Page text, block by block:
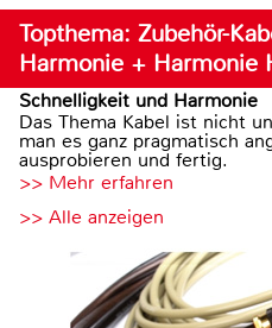
Topthema: Zubehör-
Harmonie + Harmonie
Schnelligkeit und Harmonie
Das Thema Kabel ist nicht
man es ganz pragmatisch
ausprobieren und fertig.
>> Mehr erfahren
>> Alle anzeigen